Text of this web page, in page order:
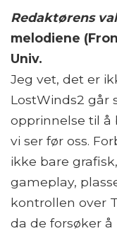
Redaktørens
melodiene
Univ.
Jeg vet, det er
LostWinds2 går
opprinnelse til
vi ser før oss.
ikke bare
gameplay,
kontrollen over
da de forsøker